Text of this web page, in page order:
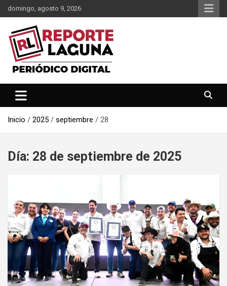
Saltar
al
contenido
domingo, agosto 9, 2026
Reporte Laguna
Inicio 2025 septiembre 28
Día: 28 de septiembre de 2025